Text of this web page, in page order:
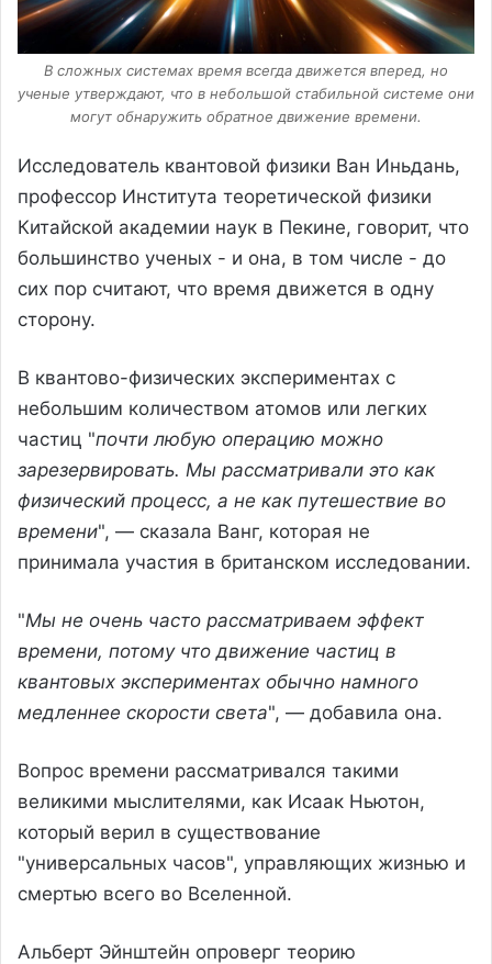
В сложных системах время всегда движется вперед, но
ученые утверждают, что в небольшой стабильной системе они
могут обнаружить обратное движение времени.
Исследователь квантовой физики Ван Иньдань,
профессор Института теоретической физики
Китайской академии наук в Пекине, говорит, что
большинство ученых - и она, в том числе - до
сих пор считают, что время движется в одну
сторону.
В квантово-физических экспериментах с
небольшим количеством атомов или легких
частиц "почти любую операцию можно
зарезервировать. Мы рассматривали это как
физический процесс, а не как путешествие во
времени", — сказала Ванг, которая не
принимала участия в британском исследовании.
"Мы не очень часто рассматриваем эффект
времени, потому что движение частиц в
квантовых экспериментах обычно намного
медленнее скорости света", — добавила она.
Вопрос времени рассматривался такими
великими мыслителями, как Исаак Ньютон,
который верил в существование
"универсальных часов", управляющих жизнью и
смертью всего во Вселенной.
Альберт Эйнштейн опроверг теорию